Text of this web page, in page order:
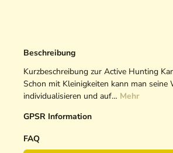
Beschreibung
Kurzbeschreibung zur Active Hunting
Schon mit Kleinigkeiten kann man seine
individualisieren und auf… Mehr
GPSR Information
FAQ